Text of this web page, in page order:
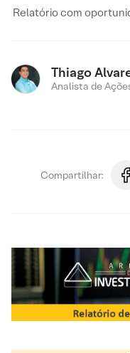
Relatório com
Thiago
Analista de
Compartilhar: